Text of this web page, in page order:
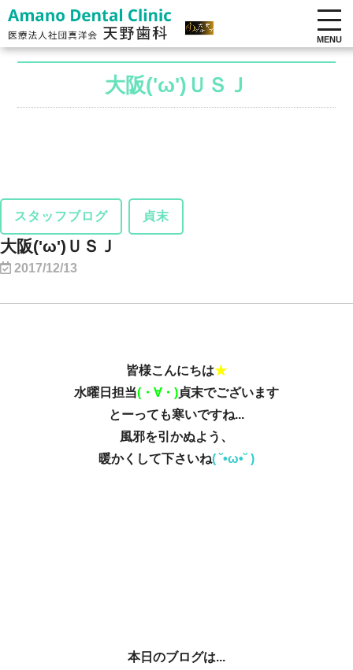
MENU
大阪('ω')ＵＳＪ
スタッフブログ 貞末
大阪('ω')ＵＳＪ
2017/12/13
皆様こんにちは★
水曜日担当(・∀・)貞末でございます
とーっても寒いですね...
風邪を引かぬよう、
暖かくして下さいね( ˘•ω•˘ )
本日のブログは...